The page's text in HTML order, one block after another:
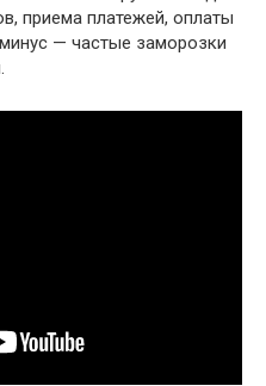
приема платежей, оплаты
— частые заморозки